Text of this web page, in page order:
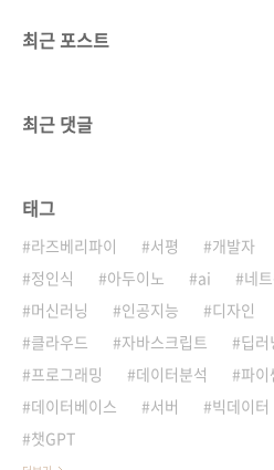
최근 포스트
최근 댓글
태그
라즈베리파이 서평 개발자
정인식
아두이노 ai 네
머신러닝
인공지능 디자인
클라우드
자바스크립트 딥러
프로그래밍
데이터분석 파이
데이터베이스
서버 빅데이터
챗GPT